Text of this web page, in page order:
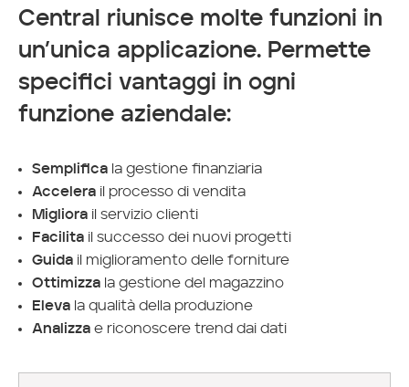
Central riunisce molte funzioni in
un’unica applicazione. Permette
specifici vantaggi in ogni
funzione aziendale:
Semplifica la gestione finanziaria
Accelera il processo di vendita
Migliora il servizio clienti
Facilita il successo dei nuovi progetti
Guida il miglioramento delle forniture
Ottimizza la gestione del magazzino
Eleva la qualità della produzione
Analizza e riconoscere trend dai dati